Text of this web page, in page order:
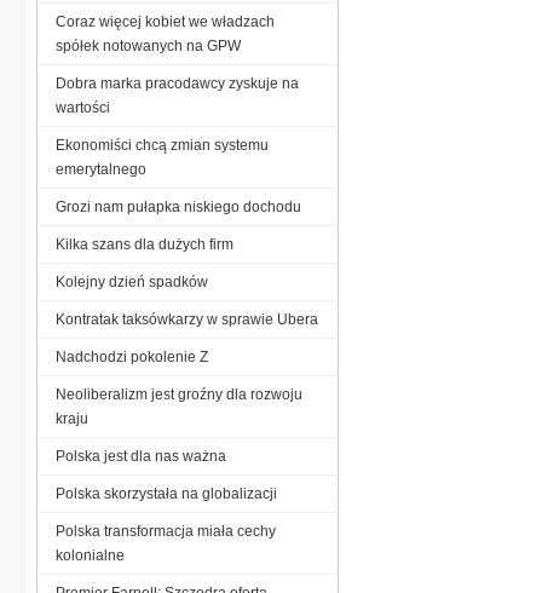
Coraz więcej kobiet we władzach
spółek notowanych na GPW
Dobra marka pracodawcy zyskuje na
wartości
Ekonomiści chcą zmian systemu
emerytalnego
Grozi nam pułapka niskiego dochodu
Kilka szans dla dużych firm
Kolejny dzień spadków
Kontratak taksówkarzy w sprawie Ubera
Nadchodzi pokolenie Z
Neoliberalizm jest groźny dla rozwoju
kraju
Polska jest dla nas ważna
Polska skorzystała na globalizacji
Polska transformacja miała cechy
kolonialne